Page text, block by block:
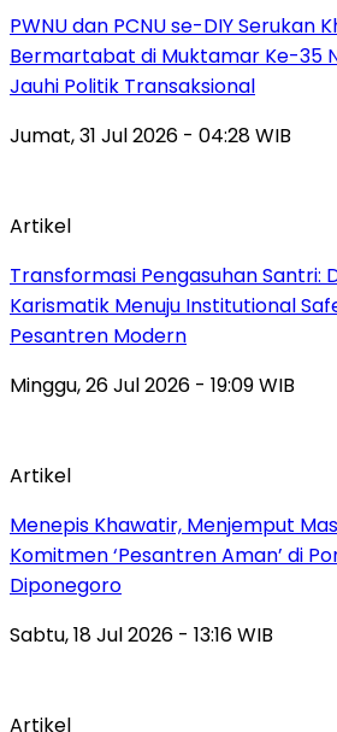
PWNU dan PCNU se-DIY Serukan
Bermartabat di Muktamar Ke-35
Jauhi Politik Transaksional
Jumat, 31 Jul 2026 - 04:28 WIB
Artikel
Transformasi Pengasuhan Santri:
Karismatik Menuju Institutional
Pesantren Modern
Minggu, 26 Jul 2026 - 19:09 WIB
Artikel
Menepis Khawatir, Menjemput
Komitmen ‘Pesantren Aman’ di
Diponegoro
Sabtu, 18 Jul 2026 - 13:16 WIB
Artikel